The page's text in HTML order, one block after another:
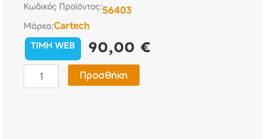
Κωδικός Προϊόντος:56403
Μάρκα:Cartech
TIMH WEB 90,00€
Αυτοκινήτου
Προσθήκη